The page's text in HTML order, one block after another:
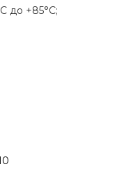
до +85°C;